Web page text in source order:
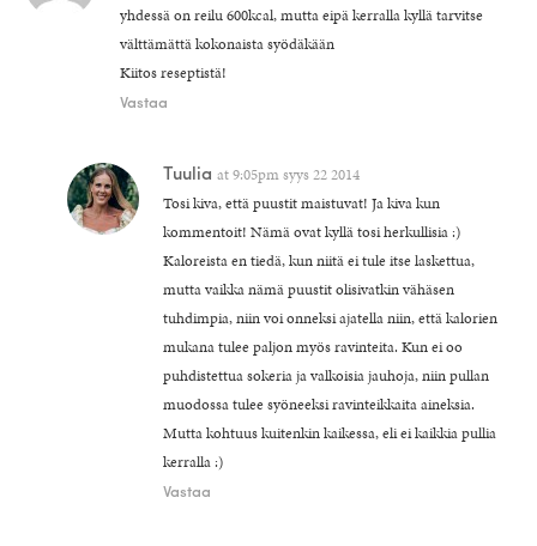
yhdessä on reilu 600kcal, mutta eipä kerralla kyllä tarvitse
välttämättä kokonaista syödäkään
Kiitos reseptistä!
Vastaa
Tuulia at9:05pm syys 22 2014
Tosi kiva, että puustit maistuvat! Ja kiva kun
kommentoit! Nämä ovat kyllä tosi herkullisia :)
Kaloreista en tiedä, kun niitä ei tule itse laskettua,
mutta vaikka nämä puustit olisivatkin vähäsen
tuhdimpia, niin voi onneksi ajatella niin, että kalorien
mukana tulee paljon myös ravinteita. Kun ei oo
puhdistettua sokeria ja valkoisia jauhoja, niin pullan
muodossa tulee syöneeksi ravinteikkaita aineksia.
Mutta kohtuus kuitenkin kaikessa, eli ei kaikkia pullia
kerralla :)
Vastaa